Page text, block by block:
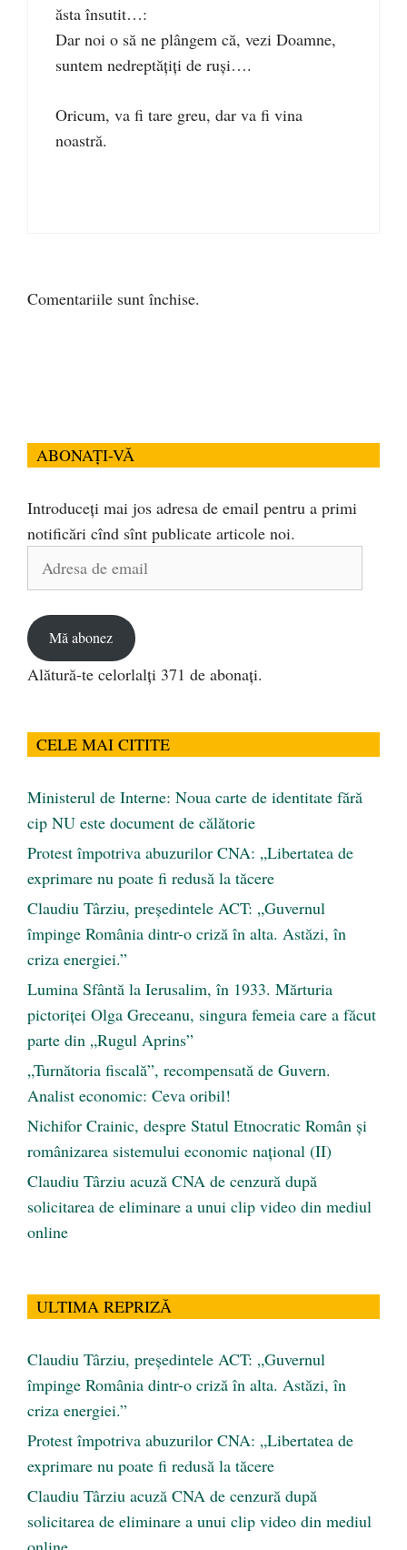
ăsta însutit…:
Dar noi o să ne plângem că, vezi Doamne,
suntem nedreptățiți de ruși….
Oricum, va fi tare greu, dar va fi vina
noastră.
Comentariile sunt închise.
ABONAȚI-VĂ
Introduceți mai jos adresa de email pentru a primi
notificări cînd sînt publicate articole noi.
Mă abonez
Alătură-te celorlalți 371 de abonați.
CELE MAI CITITE
Ministerul de Interne: Noua carte de identitate fără
cip NU este document de călătorie
Protest împotriva abuzurilor CNA: „Libertatea de
exprimare nu poate fi redusă la tăcere
Claudiu Târziu, președintele ACT: „Guvernul
împinge România dintr-o criză în alta. Astăzi, în
criza energiei.”
Lumina Sfântă la Ierusalim, în 1933. Mărturia
pictoriței Olga Greceanu, singura femeia care a făcut
parte din „Rugul Aprins”
„Turnătoria fiscală”, recompensată de Guvern.
Analist economic: Ceva oribil!
Nichifor Crainic, despre Statul Etnocratic Român şi
românizarea sistemului economic naţional (II)
Claudiu Târziu acuză CNA de cenzură după
solicitarea de eliminare a unui clip video din mediul
online
ULTIMA REPRIZĂ
Claudiu Târziu, președintele ACT: „Guvernul
împinge România dintr-o criză în alta. Astăzi, în
criza energiei.”
Protest împotriva abuzurilor CNA: „Libertatea de
exprimare nu poate fi redusă la tăcere
Claudiu Târziu acuză CNA de cenzură după
solicitarea de eliminare a unui clip video din mediul